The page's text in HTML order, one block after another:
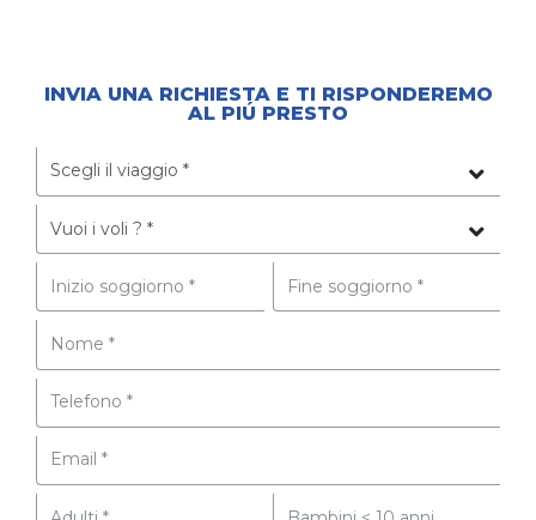
INVIA UNA RICHIESTA E TI RISPONDEREMO
AL PIÚ PRESTO